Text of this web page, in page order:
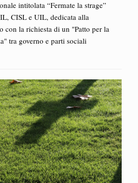
intitolata “Fermate la strage”
CISL e UIL, dedicata alla
con la richiesta di un "Patto per la
tra governo e parti sociali